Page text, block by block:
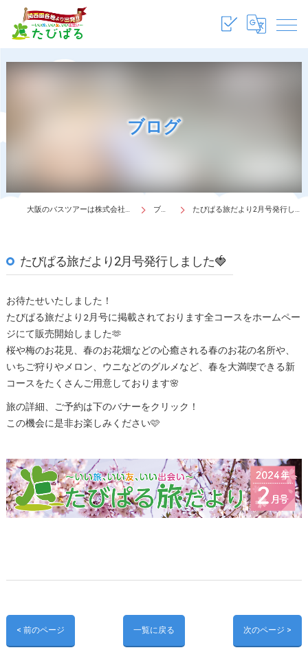
ブログ
大阪のバスツアーは株式会社たびぱる ブログ たびぱる旅だより2月号発行しました🍓
たびぱる旅だより2月号発行しました🍓
お待たせいたしました！
たびぱる旅だより2月号に掲載されております全コースをホームペー
ジにて販売開始しました🫶
桜や梅のお花見、春のお花畑などの心癒される春のお花の名所や、
いちご狩りやメロン、ウニなどのグルメなど、春を大満喫できる新
コースをたくさんご用意しております🌸
旅の詳細、ご予約は下のバナーをクリック！
この機会に是非お楽しみください🩷
< 前のページ 一覧に戻る 次のページ >